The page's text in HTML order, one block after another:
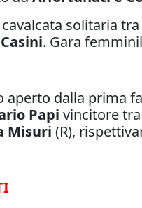
solitaria
. Gara
dalla prima
Papi vincitore
Misuri (R),